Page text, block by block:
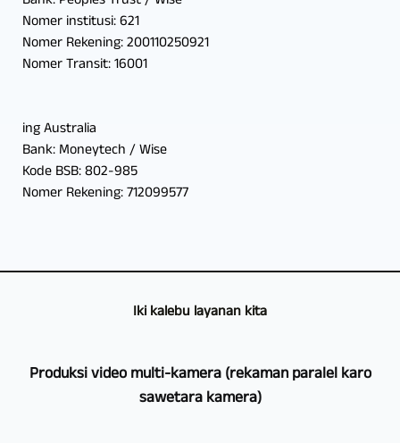
Nomer institusi: 621
Nomer Rekening: 200110250921
Nomer Transit: 16001
ing Australia
Bank: Moneytech / Wise
Kode BSB: 802-985
Nomer Rekening: 712099577
Iki kalebu layanan kita
Produksi video multi-kamera (rekaman paralel karo
sawetara kamera)